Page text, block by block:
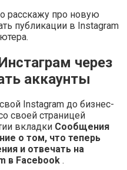
расскажу про новую
публикации в Instagram
через
аккаунты
Instagram до бизнес-
своей страницей
вкладки Сообщения
о том, что теперь
и отвечать на
в Facebook .